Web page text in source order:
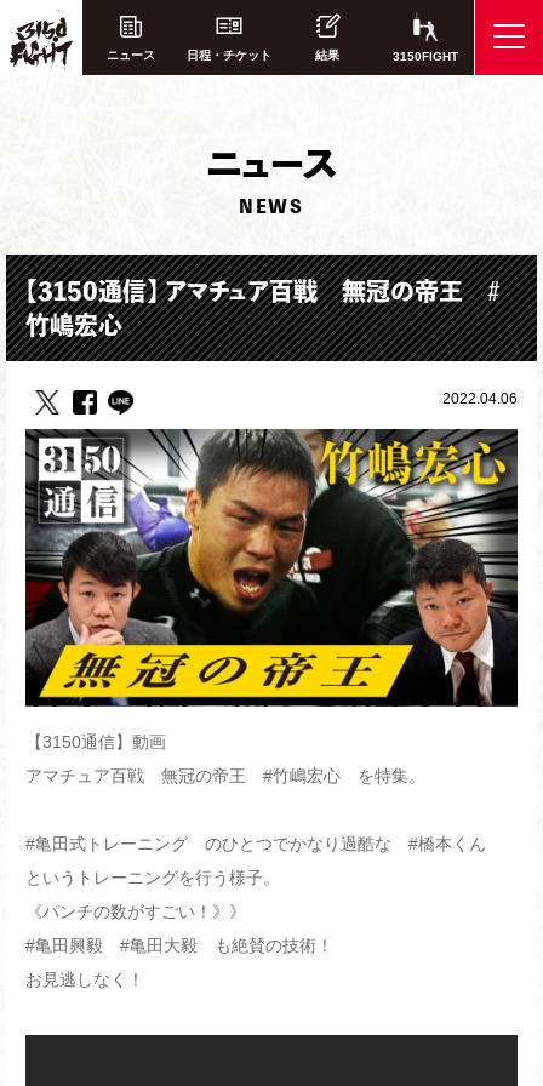
ニュース 日程・チケット 結果 3150FIGHT
ニュース
NEWS
【3150通信】 アマチュア百戦 無冠の帝王 #
竹嶋宏心
2022.04.06
【3150通信】動画
アマチュア百戦 無冠の帝王 #竹嶋宏心 を特集。
#亀田式トレーニング のひとつでかなり過酷な #橋本くん
というトレーニングを行う様子。
《パンチの数がすごい！》》
#亀田興毅 #亀田大毅 も絶賛の技術！
お見逃しなく！